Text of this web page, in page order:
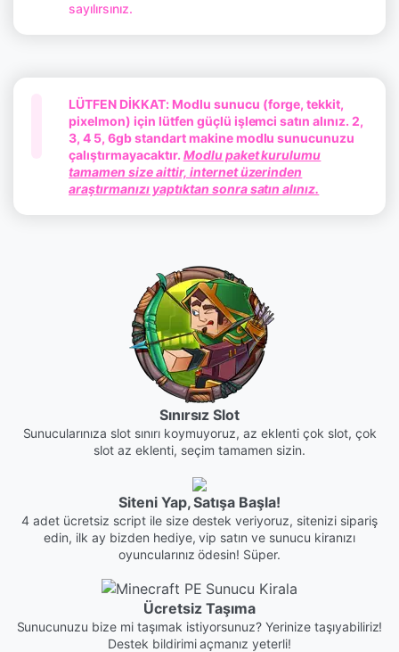
sayılırsınız.
LÜTFEN DİKKAT: Modlu sunucu (forge, tekkit,
pixelmon) için lütfen güçlü işlemci satın alınız. 2,
3, 4 5, 6gb standart makine modlu sunucunuzu
çalıştırmayacaktır. Modlu paket kurulumu
tamamen size aittir, internet üzerinden
araştırmanızı yaptıktan sonra satın alınız.
Sınırsız Slot
Sunucularınıza slot sınırı koymuyoruz, az eklenti çok slot, çok
slot az eklenti, seçim tamamen sizin.
Siteni Yap, Satışa Başla!
4 adet ücretsiz script ile size destek veriyoruz, sitenizi sipariş
edin, ilk ay bizden hediye, vip satın ve sunucu kiranızı
oyuncularınız ödesin! Süper.
Ücretsiz Taşıma
Sunucunuzu bize mi taşımak istiyorsunuz? Yerinize taşıyabiliriz!
Destek bildirimi açmanız yeterli!